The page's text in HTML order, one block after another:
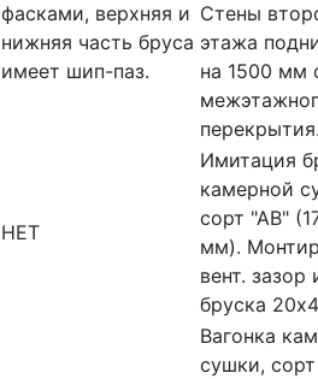
фасками, верхняя и
нижняя часть бруса
имеет шип-паз.
Стены
этажа
на 1500 мм
НЕТ
Имитация
камерной
сорт "АВ"
мм).
вент. зазор
бруска
Вагонка
сушки,